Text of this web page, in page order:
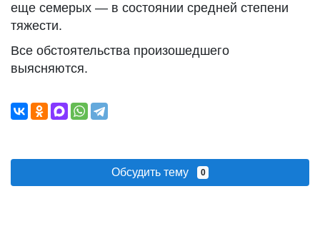
еще семерых — в состоянии средней степени
тяжести.
Все обстоятельства произошедшего
выясняются.
Обсудить тему 0